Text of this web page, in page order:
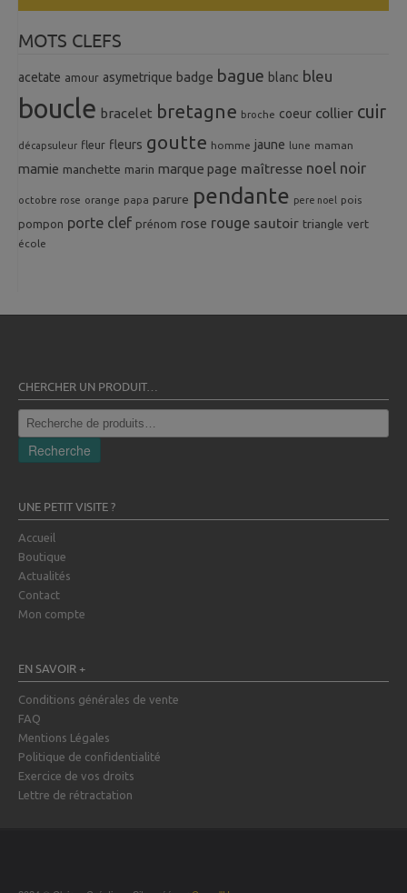
MOTS CLEFS
acetate amour asymetrique badge bague blanc bleu
boucle bracelet bretagne broche coeur collier cuir
décapsuleur fleur fleurs goutte homme jaune lune maman
mamie manchette marin marque page maîtresse noel noir
octobre rose orange papa parure pendante pere noel pois
pompon porte clef prénom rose rouge sautoir triangle vert
école
CHERCHER UN PRODUIT…
Recherche
pour :
Recherche
UNE PETIT VISITE ?
Accueil
Boutique
Actualités
Contact
Mon compte
EN SAVOIR +
Conditions générales de vente
FAQ
Mentions Légales
Politique de confidentialité
Exercice de vos droits
Lettre de rétractation